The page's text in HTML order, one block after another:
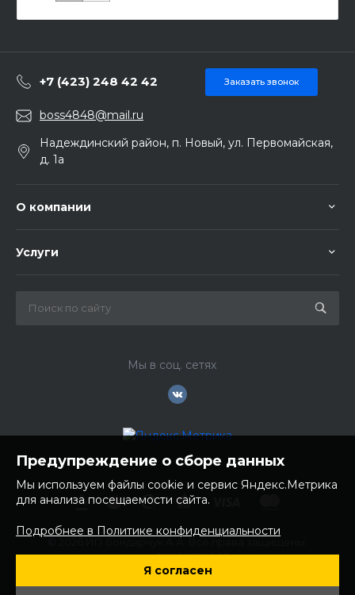
+7 (423) 248 42 42 Заказать звонок
boss4848@mail.ru
Надеждинский район, п. Новый, ул. Первомайская,
д. 1а
О компании
Услуги
Мы в соц. сетях
ИНН: 252100758085
ОГРНИП: 304250236200270
Юр. адрес: 692481 Приморский край, Надеждинский район,
Предупреждение о сборе данных
Мы используем файлы cookie и сервис Яндекс.Метрика
для анализа посещаемости сайта.
Подробнее в Политике конфиденциальности
Я согласен